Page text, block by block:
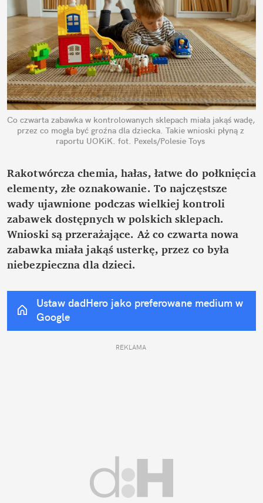
Co czwarta zabawka w kontrolowanych sklepach miała jakąś wadę,
przez co mogła być groźna dla dziecka. Takie wnioski płyną z
raportu UOKiK. fot. Pexels/Polesie Toys
Rakotwórcza chemia, hałas, łatwe do połknięcia
elementy, złe oznakowanie. To najczęstsze
wady ujawnione podczas wielkiej kontroli
zabawek dostępnych w polskich sklepach.
Wnioski są przerażające. Aż co czwarta nowa
zabawka miała jakąś usterkę, przez co była
niebezpieczna dla dzieci.
Ustaw dadHero jako preferowane medium w
Google
REKLAMA